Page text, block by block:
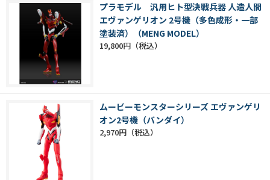
プラモデル 汎用ヒト型決戦兵器 人造人間
エヴァンゲリオン 2号機（多色成形・一部
塗装済）（MENG MODEL）
19,800円
ムービーモンスターシリーズ エヴァンゲリ
オン2号機（バンダイ）
2,970円